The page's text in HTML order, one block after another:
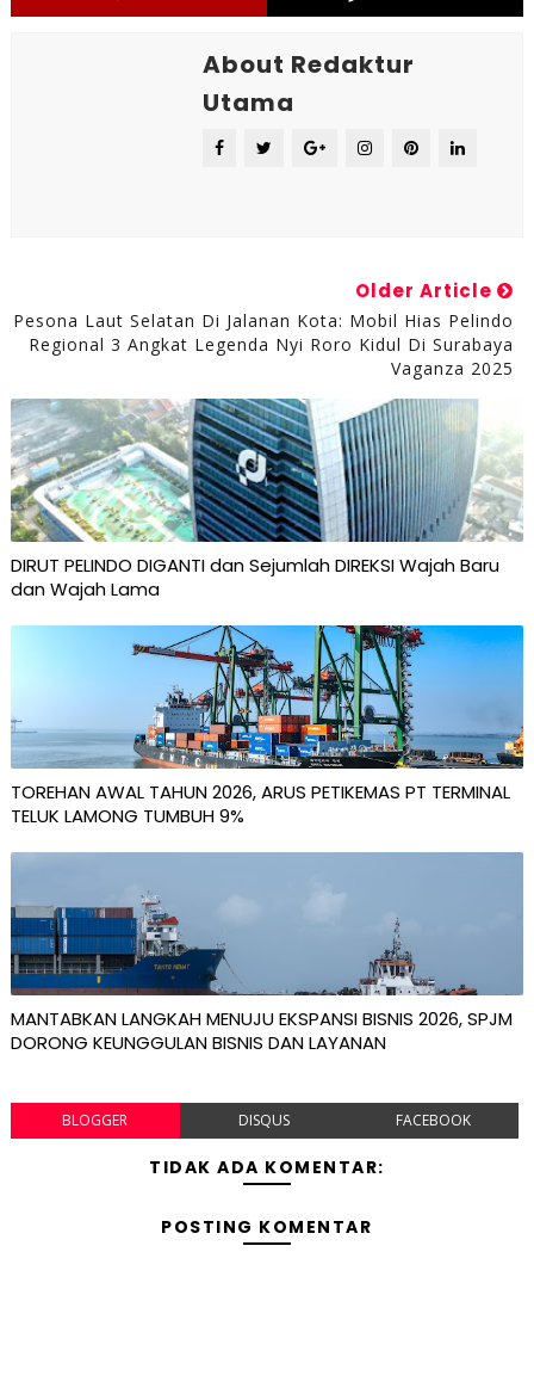
About Redaktur
Utama
Older Article
Pesona Laut Selatan Di Jalanan Kota: Mobil Hias Pelindo
Regional 3 Angkat Legenda Nyi Roro Kidul Di Surabaya
Vaganza 2025
DIRUT PELINDO DIGANTI dan Sejumlah DIREKSI Wajah Baru
dan Wajah Lama
TOREHAN AWAL TAHUN 2026, ARUS PETIKEMAS PT TERMINAL
TELUK LAMONG TUMBUH 9%
MANTABKAN LANGKAH MENUJU EKSPANSI BISNIS 2026, SPJM
DORONG KEUNGGULAN BISNIS DAN LAYANAN
BLOGGER DISQUS FACEBOOK
TIDAK ADA KOMENTAR:
POSTING KOMENTAR